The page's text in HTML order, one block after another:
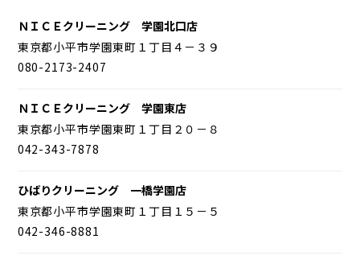
ＮＩＣＥクリーニング 学園北口店
東京都小平市学園東町１丁目４－３９
080-2173-2407
ＮＩＣＥクリーニング 学園東店
東京都小平市学園東町１丁目２０－８
042-343-7878
ひばりクリーニング 一橋学園店
東京都小平市学園東町１丁目１５－５
042-346-8881